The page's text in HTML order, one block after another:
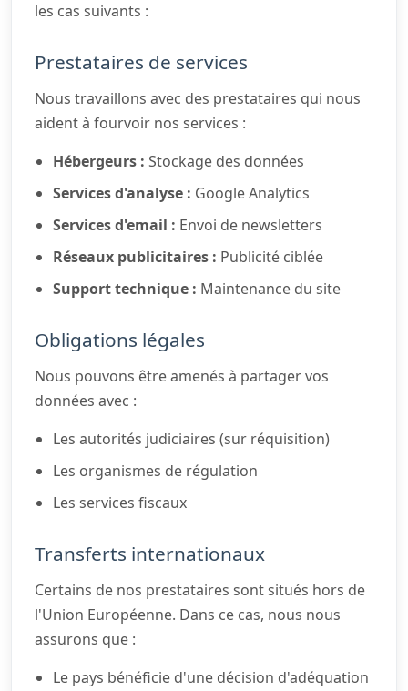
les cas suivants :
Prestataires de services
Nous travaillons avec des prestataires qui nous
aident à fourvoir nos services :
Hébergeurs : Stockage des données
Services d'analyse : Google Analytics
Services d'email : Envoi de newsletters
Réseaux publicitaires : Publicité ciblée
Support technique : Maintenance du site
Obligations légales
Nous pouvons être amenés à partager vos
données avec :
Les autorités judiciaires (sur réquisition)
Les organismes de régulation
Les services fiscaux
Transferts internationaux
Certains de nos prestataires sont situés hors de
l'Union Européenne. Dans ce cas, nous nous
assurons que :
Le pays bénéficie d'une décision d'adéquation